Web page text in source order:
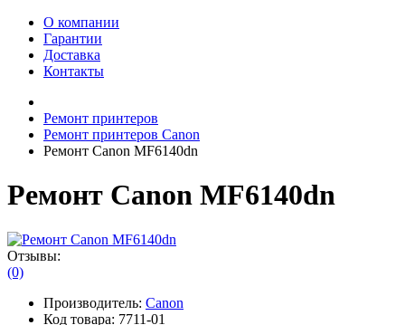
О компании
Гарантии
Доставка
Контакты
Ремонт принтеров
Ремонт принтеров Canon
Ремонт Canon MF6140dn
Ремонт Canon MF6140dn
Отзывы:
(0)
Производитель: Canon
Код товара: 7711-01